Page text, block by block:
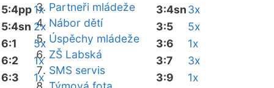
Partneři mládeže
Nábor dětí
Úspěchy mládeže
ZŠ Labská
SMS servis
5:4pp1x
5:4sn 2x
6:1
5x
6:2
1x
6:3
1x
3:4sn3x
3:5
5x
3:6
1x
3:7
3x
3:9
1x